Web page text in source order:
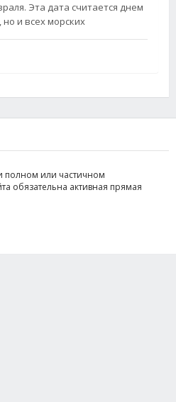
Эта дата считается днем
и всех морских
полном или частичном
обязательна активная прямая